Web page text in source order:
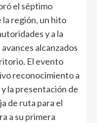
el séptimo
la región, un hito
y a la
alcanzados
El evento
reconocimiento a
la presentación de
de ruta para el
a su primera